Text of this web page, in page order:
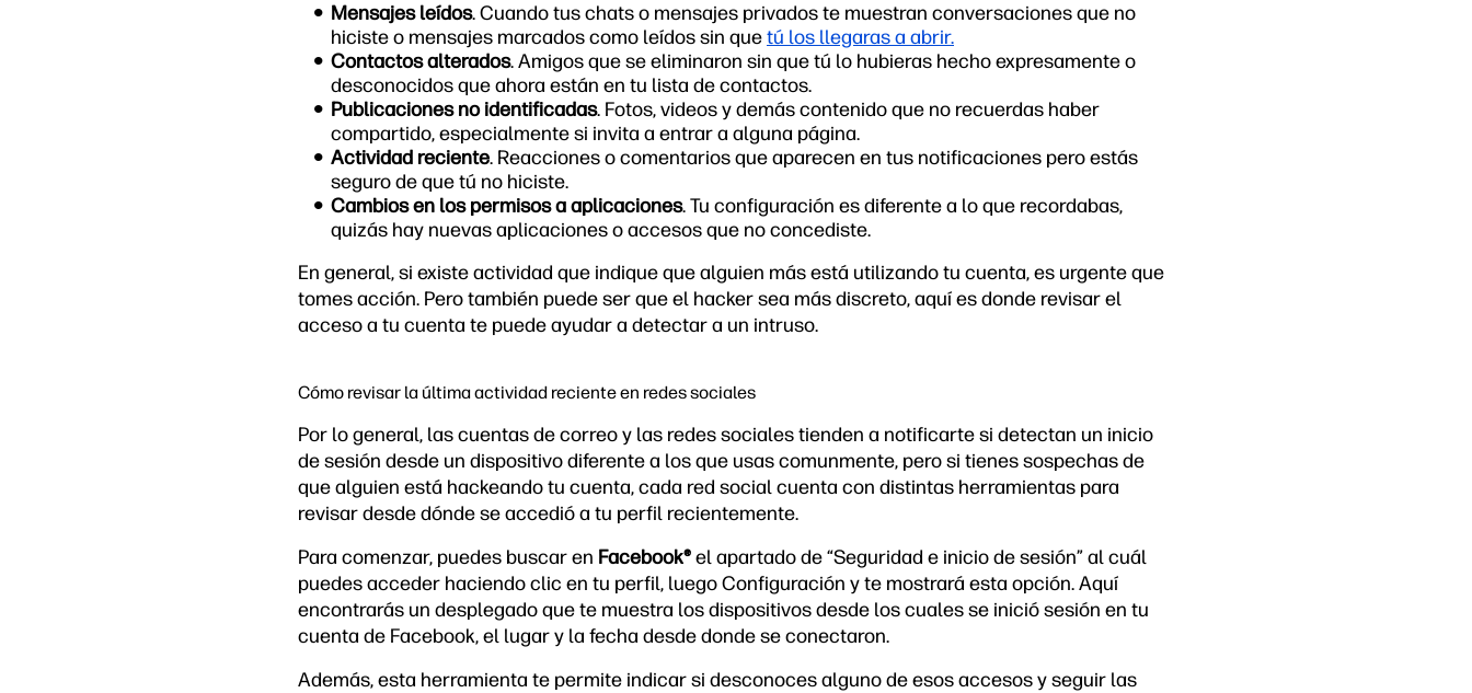
Mensajes leídos. Cuando tus chats o mensajes privados te muestran conversaciones que no
hiciste o mensajes marcados como leídos sin quetú los llegaras a abrir.
Contactos alterados. Amigos que se eliminaron sin que tú lo hubieras hecho expresamente o
desconocidos que ahora están en tu lista de contactos.
Publicaciones no identificadas. Fotos, videos y demás contenido que no recuerdas haber
compartido, especialmente si invita a entrar a alguna página.
Actividad reciente. Reacciones o comentarios que aparecen en tus notificaciones pero estás
seguro de que tú no hiciste.
Cambios en los permisos a aplicaciones. Tu configuración es diferente a lo que recordabas,
quizás hay nuevas aplicaciones o accesos que no concediste.
En general, si existe actividad que indique que alguien más está utilizando tu cuenta, es urgente que
tomes acción. Pero también puede ser que el hacker sea más discreto, aquí es donde revisar el
acceso a tu cuenta te puede ayudar a detectar a un intruso.
Cómo revisar la última actividad reciente en redes sociales
Por lo general, las cuentas de correo y las redes sociales tienden a notificarte si detectan un inicio
de sesión desde un dispositivo diferente a los que usas comunmente, pero si tienes sospechas de
que alguien está hackeando tu cuenta, cada red social cuenta con distintas herramientas para
revisar desde dónde se accedió a tu perfil recientemente.
Para comenzar, puedes buscar en Facebook®el apartado de “Seguridad e inicio de sesión” al cuál
puedes acceder haciendo clic en tu perfil, luego Configuración y te mostrará esta opción. Aquí
encontrarás un desplegado que te muestra los dispositivos desde los cuales se inició sesión en tu
cuenta de Facebook, el lugar y la fecha desde donde se conectaron.
Además, esta herramienta te permite indicar si desconoces alguno de esos accesos y seguir las